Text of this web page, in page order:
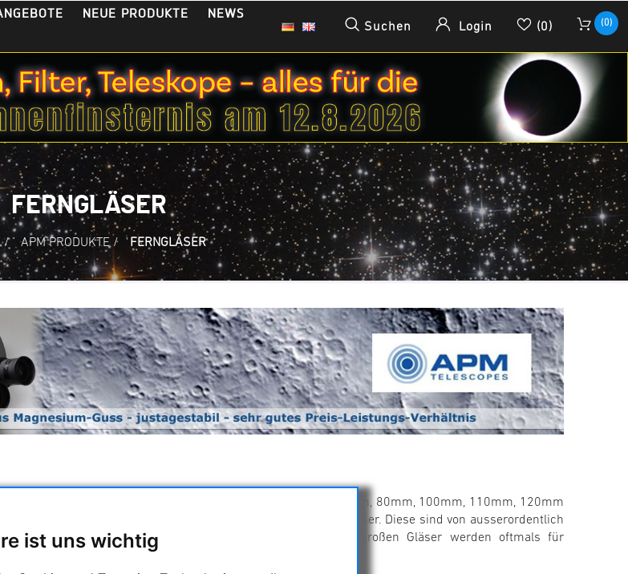
ist uns wichtig
NEUE PRODUKTE
NEWS
Suchen Login (0) (0)
FERNGLÄSER
/ APM PRODUKTE / FERNGLÄSER
von hochwertigen Ferngläsern an. Dazu gehören 50mm, 70mm, 80mm, 100mm, 110mm, 120mm
Ferngläser. Besonders erwähnenswert sind die APO-Ferngläser. Diese sind von ausserordentlich
sehr gutes, gestochen scharfes und auch klares Bild. Die großen Gläser werden oftmals für
eingesetzt. Die kleineren hingegen sind universell einsetzbar.